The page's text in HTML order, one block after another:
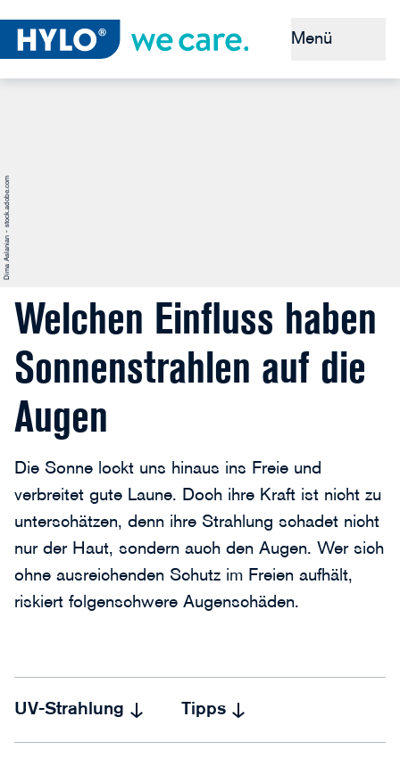
Menü
Dima Aslanian - stock.adobe.com
Welchen Einfluss haben
Sonnenstrahlen auf die
Augen
Die Sonne lockt uns hinaus ins Freie und
verbreitet gute Laune. Doch ihre Kraft ist nicht zu
unterschätzen, denn ihre Strahlung schadet nicht
nur der Haut, sondern auch den Augen. Wer sich
ohne ausreichenden Schutz im Freien aufhält,
riskiert folgenschwere Augenschäden.
UV-Strahlung Tipps